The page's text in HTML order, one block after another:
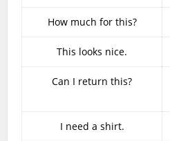
How much for this?
This looks nice.
Can I return this?
I need a shirt.